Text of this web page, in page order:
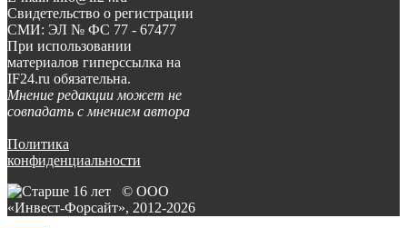
Свидетельство о регистрации
СМИ: ЭЛ № ФС 77 - 67477
При использовании
материалов гиперссылка на
IF24.ru обязательна.
Мнение редакции может не
совпадать с мнением автора
Политика
конфиденциальности
© ООО
«Инвест-Форсайт», 2012-2026